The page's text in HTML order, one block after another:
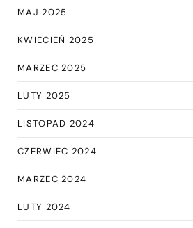
MAJ 2025
KWIECIEŃ 2025
MARZEC 2025
LUTY 2025
LISTOPAD 2024
CZERWIEC 2024
MARZEC 2024
LUTY 2024